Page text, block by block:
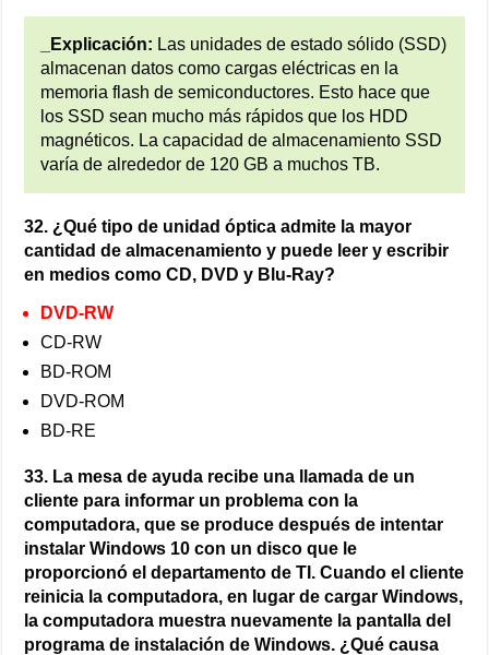
_Explicación: Las unidades de estado sólido (SSD)
almacenan datos como cargas eléctricas en la
memoria flash de semiconductores. Esto hace que
los SSD sean mucho más rápidos que los HDD
magnéticos. La capacidad de almacenamiento SSD
varía de alrededor de 120 GB a muchos TB.
32. ¿Qué tipo de unidad óptica admite la mayor
cantidad de almacenamiento y puede leer y escribir
en medios como CD, DVD y Blu-Ray?
DVD-RW
CD-RW
BD-ROM
DVD-ROM
BD-RE
33. La mesa de ayuda recibe una llamada de un
cliente para informar un problema con la
computadora, que se produce después de intentar
instalar Windows 10 con un disco que le
proporcionó el departamento de TI. Cuando el cliente
reinicia la computadora, en lugar de cargar Windows,
la computadora muestra nuevamente la pantalla del
programa de instalación de Windows. ¿Qué causa